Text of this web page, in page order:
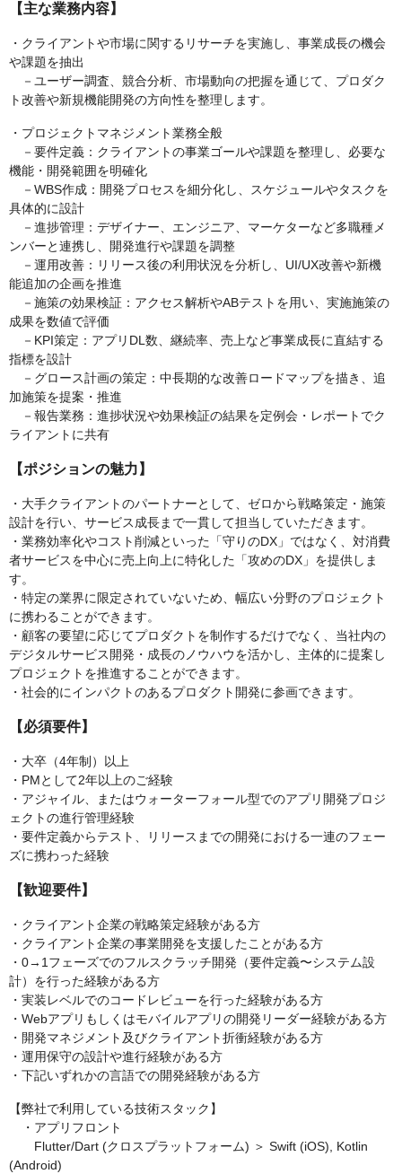
【主な業務内容】
・クライアントや市場に関するリサーチを実施し、事業成長の機会
や課題を抽出
－ユーザー調査、競合分析、市場動向の把握を通じて、プロダク
ト改善や新規機能開発の方向性を整理します。
・プロジェクトマネジメント業務全般
－要件定義：クライアントの事業ゴールや課題を整理し、必要な
機能・開発範囲を明確化
－WBS作成：開発プロセスを細分化し、スケジュールやタスクを
具体的に設計
－進捗管理：デザイナー、エンジニア、マーケターなど多職種メ
ンバーと連携し、開発進行や課題を調整
－運用改善：リリース後の利用状況を分析し、UI/UX改善や新機
能追加の企画を推進
－施策の効果検証：アクセス解析やABテストを用い、実施施策の
成果を数値で評価
－KPI策定：アプリDL数、継続率、売上など事業成長に直結する
指標を設計
－グロース計画の策定：中長期的な改善ロードマップを描き、追
加施策を提案・推進
－報告業務：進捗状況や効果検証の結果を定例会・レポートでク
ライアントに共有
【ポジションの魅力】
・大手クライアントのパートナーとして、ゼロから戦略策定・施策
設計を行い、サービス成長まで一貫して担当していただきます。
・業務効率化やコスト削減といった「守りのDX」ではなく、対消費
者サービスを中心に売上向上に特化した「攻めのDX」を提供しま
す。
・特定の業界に限定されていないため、幅広い分野のプロジェクト
に携わることができます。
・顧客の要望に応じてプロダクトを制作するだけでなく、当社内の
デジタルサービス開発・成長のノウハウを活かし、主体的に提案し
プロジェクトを推進することができます。
・社会的にインパクトのあるプロダクト開発に参画できます。
【必須要件】
・大卒（4年制）以上
・PMとして2年以上のご経験
・アジャイル、またはウォーターフォール型でのアプリ開発プロジ
ェクトの進行管理経験
・要件定義からテスト、リリースまでの開発における一連のフェー
ズに携わった経験
【歓迎要件】
・クライアント企業の戦略策定経験がある方
・クライアント企業の事業開発を支援したことがある方
・0→1フェーズでのフルスクラッチ開発（要件定義〜システム設
計）を行った経験がある方
・実装レベルでのコードレビューを行った経験がある方
・Webアプリもしくはモバイルアプリの開発リーダー経験がある方
・開発マネジメント及びクライアント折衝経験がある方
・運用保守の設計や進行経験がある方
・下記いずれかの言語での開発経験がある方
【弊社で利用している技術スタック】
・アプリフロント
Flutter/Dart (クロスプラットフォーム) ＞ Swift (iOS), Kotlin
(Android)